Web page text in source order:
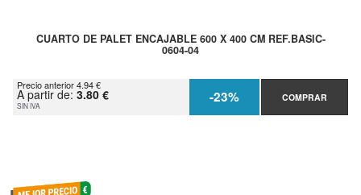
CUARTO DE PALET ENCAJABLE 600 X 400 CM REF.BASIC-
0604-04
Precio anterior 4.94 €
A partir de: 3.80 €
SIN IVA -23% COMPRAR